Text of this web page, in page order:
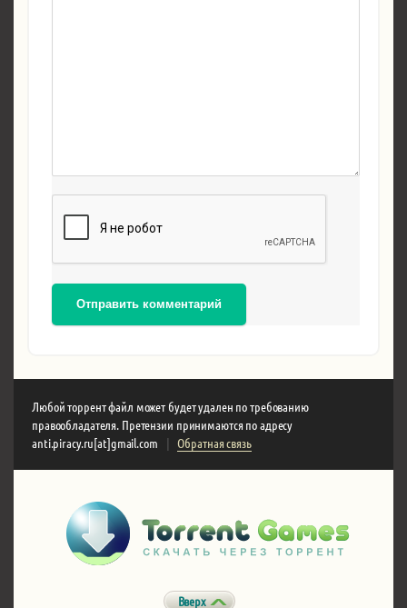
Отправить комментарий
Любой торрент файл может будет удален по требованию
правообладателя. Претензии принимаются по адресу
anti.piracy.ru[at]gmail.com
| Обратная связь
Вверх